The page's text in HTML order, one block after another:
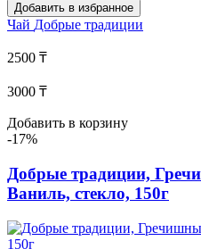
Добавить в избранное
Чай Добрые традиции
2500 ₸
3000 ₸
Добавить в корзину
-17%
Добрые традиции,
Ваниль, стекло, 150г